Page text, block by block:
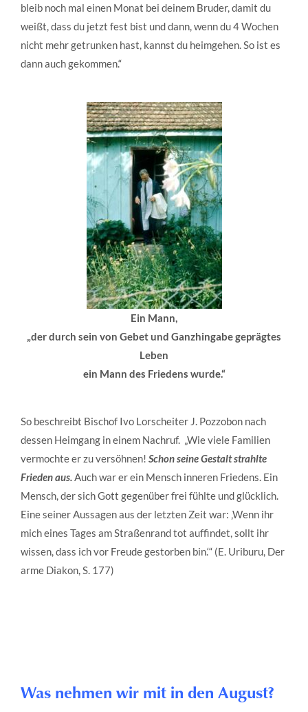
bleib noch mal einen Monat bei deinem Bruder, damit du
weißt, dass du jetzt fest bist und dann, wenn du 4 Wochen
nicht mehr getrunken hast, kannst du heimgehen. So ist es
dann auch gekommen.“
Ein Mann,
„der durch sein von Gebet und Ganzhingabe geprägtes
Leben
ein Mann des Friedens wurde.“
So beschreibt Bischof Ivo Lorscheiter J. Pozzobon nach
dessen Heimgang in einem Nachruf. „Wie viele Familien
vermochte er zu versöhnen! Schon seine Gestalt strahlte
Frieden aus. Auch war er ein Mensch inneren Friedens. Ein
Mensch, der sich Gott gegenüber frei fühlte und glücklich.
Eine seiner Aussagen aus der letzten Zeit war: ‚Wenn ihr
mich eines Tages am Straßenrand tot auffindet, sollt ihr
wissen, dass ich vor Freude gestorben bin.‘“ (E. Uriburu, Der
arme Diakon, S. 177)
Was nehmen wir mit in den August?